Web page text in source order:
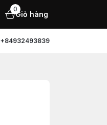
0
Giỏ hàng
+84932493839